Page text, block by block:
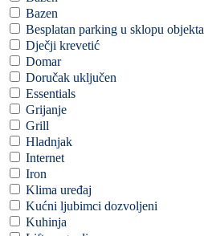
Bazen
Besplatan parking u sklopu objekta
Dječji krevetić
Domar
Doručak uključen
Essentials
Grijanje
Grill
Hladnjak
Internet
Iron
Klima uređaj
Kućni ljubimci dozvoljeni
Kuhinja